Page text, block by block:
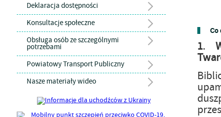
Deklaracja dostępności
Konsultacje społeczne
Obsługa osób ze szczególnymi
potrzebami
Powiatowy Transport Publiczny
Nasze materiały wideo
Co
1.